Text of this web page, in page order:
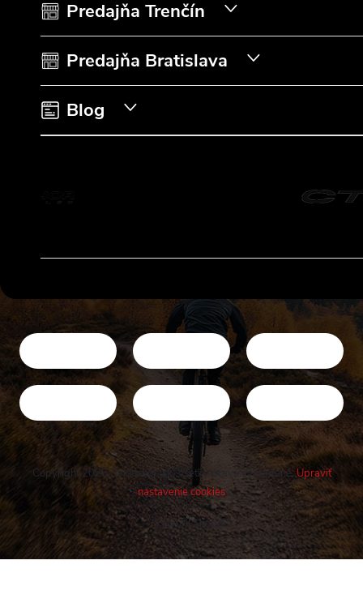
Predajňa Trenčín
Predajňa Bratislava
Blog
Vytvoril Shoptet
Copyright 2026 Cykloshop.sk. Všetky práva vyhradené.Upraviť
nastavenie cookies